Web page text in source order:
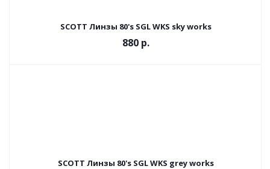
SCOTT Линзы 80's SGL WKS sky works
880р.
SCOTT Линзы 80's SGL WKS grey works